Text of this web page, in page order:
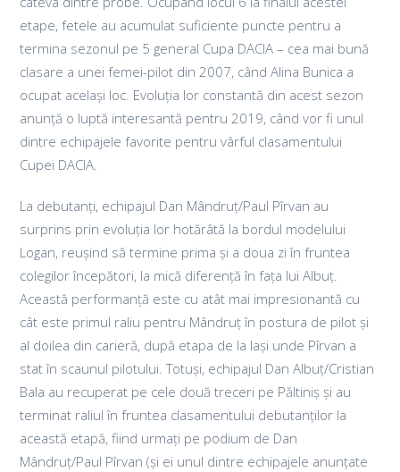
etape, fetele au acumulat suficiente puncte pentru a
termina sezonul pe 5 general Cupa DACIA – cea mai bună
clasare a unei femei-pilot din 2007, când Alina Bunica a
ocupat același loc. Evoluția lor constantă din acest sezon
anunță o luptă interesantă pentru 2019, când vor fi unul
dintre echipajele favorite pentru vârful clasamentului
Cupei DACIA.
La debutanți, echipajul Dan Mândruț/Paul Pîrvan au
surprins prin evoluția lor hotărâtă la bordul modelului
Logan, reușind să termine prima și a doua zi în fruntea
colegilor începători, la mică diferență în fața lui Albuț.
Această performanță este cu atât mai impresionantă cu
cât este primul raliu pentru Mândruț în postura de pilot și
al doilea din carieră, după etapa de la Iași unde Pîrvan a
stat în scaunul pilotului. Totuși, echipajul Dan Albuț/Cristian
Bala au recuperat pe cele două treceri pe Păltiniș și au
terminat raliul în fruntea clasamentului debutanților la
această etapă, fiind urmați pe podium de Dan
Mândruț/Paul Pîrvan (și ei unul dintre echipajele anunțate